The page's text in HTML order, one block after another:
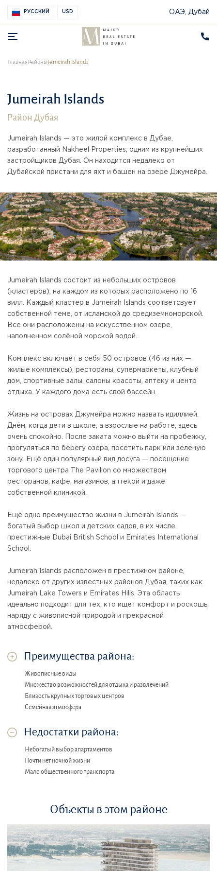
РУССКИЙ USD ОАЭ, Дубай
ГлавнаяРайоныJumeirah Islands
Jumeirah Islands
Район Дубая
Jumeirah Islands — это жилой комплекс в Дубае,
разработанный Nakheel Properties, одним из крупнейших
застройщиков Дубая. Он находится недалеко от
Дубайской пристани для яхт и башен на озере Джумейра.
Jumeirah Islands состоит из небольших островов
(кластеров), на каждом из которых расположено по 16
вилл. Каждый кластер в Jumeirah Islands соответсвует
собственной теме, от исламской до средиземноморской.
Все они расположены на искусственном озере,
наполненном солёной морской водой.
Комплекс включает в себя 50 островов (46 из них —
жилые комплексы), рестораны, супермаркеты, клубный
дом, спортивные залы, салоны красоты, аптеку и центр
отдыха. У каждого дома есть свой бассейн.
Жизнь на островах Джумейра можно назвать идиллией.
Днём, когда дети в школе, а взрослые на работе, здесь
очень спокойно. После заката можно выйти на пробежку,
прогуляться по берегу озера, посетить парк или зелёную
зону. Ещё один популярный вид досуга — посещение
торгового центра The Pavilion со множеством
ресторанов, кафе, магазинов, аптекой и даже
собственной клиникой.
Ещё одно преимущество жизни в Jumeirah Islands —
богатый выбор школ и детских садов, в их числе
престижные Dubai British School и Emirates International
School.
Jumeirah Islands расположен в престижном районе,
недалеко от других известных районов Дубая, таких как
Jumeirah Lake Towers и Emirates Hills. Эта область
идеально подходит для тех, кто ищет комфорт и роскошь,
наряду с живописной природой и прекрасной
атмосферой.
Преимущества района:
Живописные виды
Множество возможностей для отдыха и развлечений
Близость крупных торговых центров
Семейная атмосфера
Недостатки района:
Небогатый выбор апартаментов
Почти нет ночной жизни
Мало общественного транспорта
Объекты в этом районе